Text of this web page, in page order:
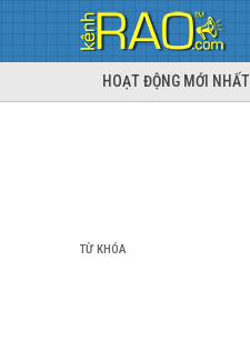
HOẠT ĐỘNG MỚI NHẤT
TỪ KHÓA